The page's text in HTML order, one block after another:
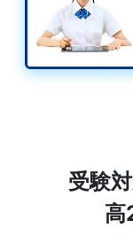
受験
高